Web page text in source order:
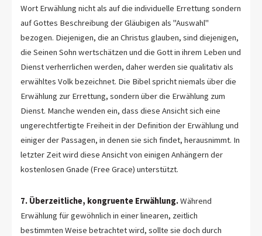
Wort Erwählung nicht als auf die individuelle Errettung sondern
auf Gottes Beschreibung der Gläubigen als "Auswahl"
bezogen. Diejenigen, die an Christus glauben, sind diejenigen,
die Seinen Sohn wertschätzen und die Gott in ihrem Leben und
Dienst verherrlichen werden, daher werden sie qualitativ als
erwähltes Volk bezeichnet. Die Bibel spricht niemals über die
Erwählung zur Errettung, sondern über die Erwählung zum
Dienst. Manche wenden ein, dass diese Ansicht sich eine
ungerechtfertigte Freiheit in der Definition der Erwählung und
einiger der Passagen, in denen sie sich findet, herausnimmt. In
letzter Zeit wird diese Ansicht von einigen Anhängern der
kostenlosen Gnade (Free Grace) unterstützt.
7. Überzeitliche, kongruente Erwählung.Während
Erwählung für gewöhnlich in einer linearen, zeitlich
bestimmten Weise betrachtet wird, sollte sie doch durch